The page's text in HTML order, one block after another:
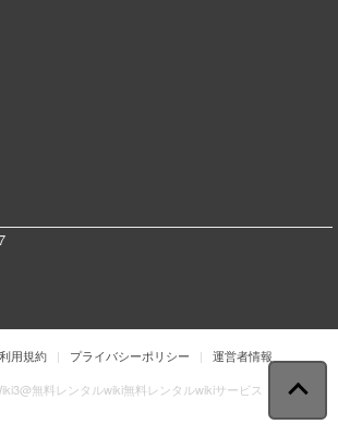
利用規約 プライバシーポリシー
運営者情報
無料レンタルwiki無料レンタルwikiサービス